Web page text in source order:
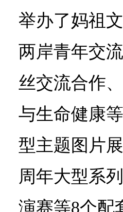
举办了妈祖
两岸青年交
丝交流合作
与生命健康
型主题图片
周年大型系
演赛等8个配